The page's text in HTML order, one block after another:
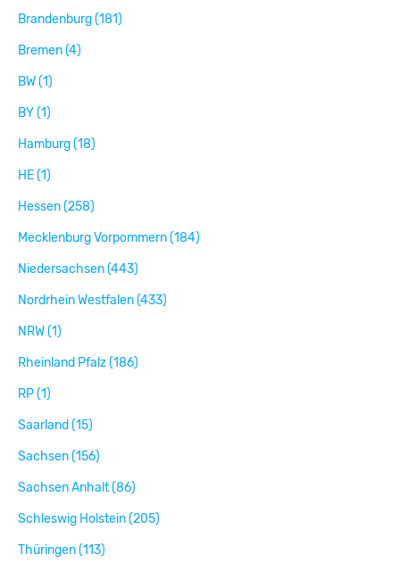
Brandenburg (181)
Bremen (4)
BW (1)
BY (1)
Hamburg (18)
HE (1)
Hessen (258)
Mecklenburg Vorpommern (184)
Niedersachsen (443)
Nordrhein Westfalen (433)
NRW (1)
Rheinland Pfalz (186)
RP (1)
Saarland (15)
Sachsen (156)
Sachsen Anhalt (86)
Schleswig Holstein (205)
Thüringen (113)